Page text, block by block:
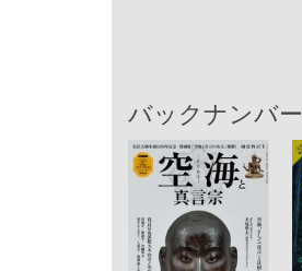
バックナンバー